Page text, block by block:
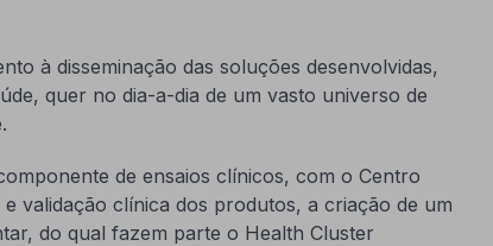
à disseminação das soluções desenvolvidas,
quer no dia-a-dia de um vasto universo de
de ensaios clínicos, com o Centro
validação clínica dos produtos, a criação de um
do qual fazem parte o Health Cluster